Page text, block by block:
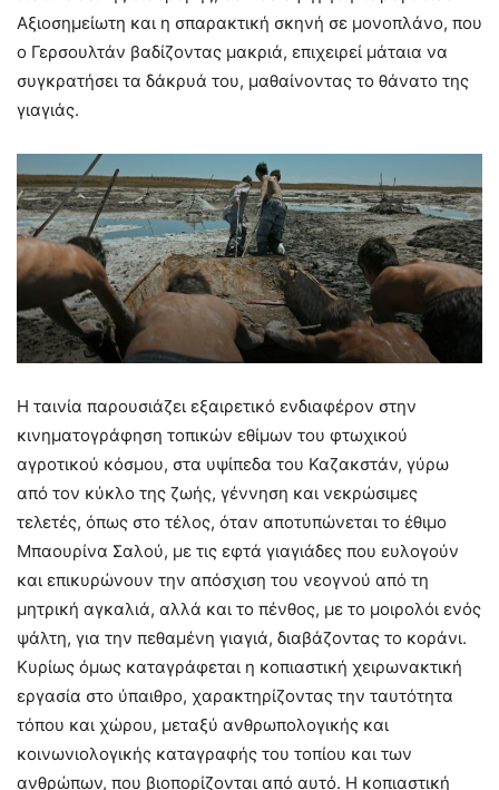
Αξιοσημείωτη και η σπαρακτική σκηνή σε μονοπλάνο, που
ο Γερσουλτάν βαδίζοντας μακριά, επιχειρεί μάταια να
συγκρατήσει τα δάκρυά του, μαθαίνοντας το θάνατο της
γιαγιάς.
Η ταινία παρουσιάζει εξαιρετικό ενδιαφέρον στην
κινηματογράφηση τοπικών εθίμων του φτωχικού
αγροτικού κόσμου, στα υψίπεδα του Καζακστάν, γύρω
από τον κύκλο της ζωής, γέννηση και νεκρώσιμες
τελετές, όπως στο τέλος, όταν αποτυπώνεται το έθιμο
Μπαουρίνα Σαλού, με τις εφτά γιαγιάδες που ευλογούν
και επικυρώνουν την απόσχιση του νεογνού από τη
μητρική αγκαλιά, αλλά και το πένθος, με το μοιρολόι ενός
ψάλτη, για την πεθαμένη γιαγιά, διαβάζοντας το κοράνι.
Κυρίως όμως καταγράφεται η κοπιαστική χειρωνακτική
εργασία στο ύπαιθρο, χαρακτηρίζοντας την ταυτότητα
τόπου και χώρου, μεταξύ ανθρωπολογικής και
κοινωνιολογικής καταγραφής του τοπίου και των
ανθρώπων, που βιοπορίζονται από αυτό. Η κοπιαστική